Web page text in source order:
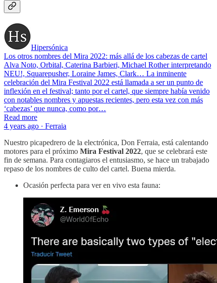
Hipersónica
Los otros nombres del Mira 2022: más allá de los cabezas de cartel
Alva Noto, Orbital, Caterina Barbieri, Michael Rother interpretando
NEU!, Squarepusher, Loraine James, Clark… La inminente
celebración del Mira Festival 2022 está llamada a ser un punto de
inflexión en el festival; tanto por el cartel, que siempre había venido
con notables nombres y apuestas recientes, pero esta vez con más
‘cabezas’ que nunca, como por…
Read more
4 years ago · Ferraia
Nuestro picapedrero de la electrónica, Don Ferraia, está calentando
motores para el próximo Mira Festival 2022, que se celebrará este
fin de semana. Para contagiaros el entusiasmo, se hace un trabajado
repaso de los nombres de culto del cartel. Buena mierda.
Ocasión perfecta para ver en vivo esta fauna: